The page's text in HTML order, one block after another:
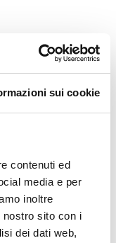
sui cookie
contenuti ed
media e per
inoltre
sito con i
dei dati web,